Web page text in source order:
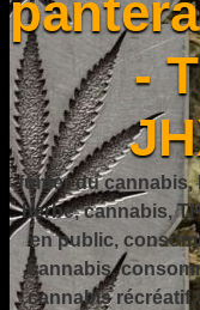
-
fumer du cannabis,
herbe, cannabis,
en public,
cannabis,
cannabis